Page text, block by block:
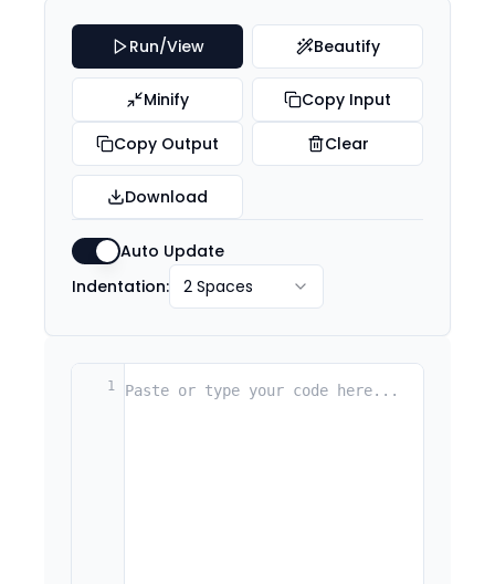
Run/View Beautify
Minify
Copy Input
Copy Output
Clear
Download
Auto Update
Indentation:
2 Spaces
1